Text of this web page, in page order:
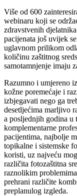
Više od 600
webinaru koji se
zdravstvenih
pacijenata još uvijek
uglavnom prilikom
količinu zaštitnog
samotamnjenje imaju
Razumno i umjereno
kožne poremećaje i
izbjegavati nego ga
desetljećima marljivo
a posljednjih godina u
komplementarne
pacijentima, najbolje
topikalne i sistemske
koristi, uz najveću
različita fotozaštitna
raznolikim
prehrani različite
preplanulog izgleda.